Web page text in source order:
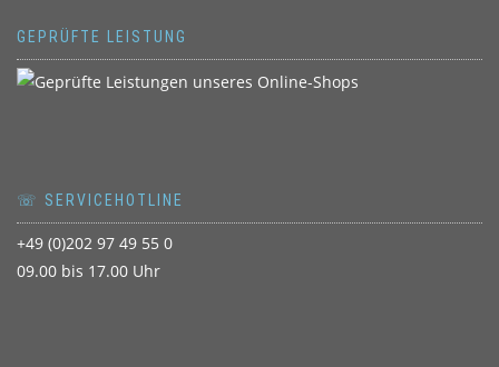
GEPRÜFTE LEISTUNG
☏ SERVICEHOTLINE
+49 (0)202 97 49 55 0
09.00 bis 17.00 Uhr